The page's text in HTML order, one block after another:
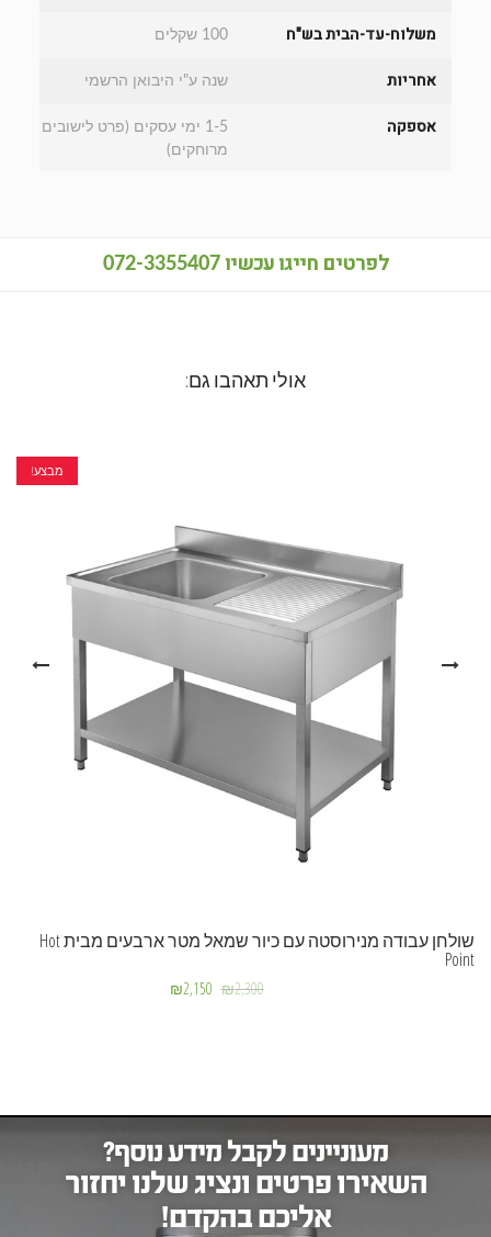
משלוח-עד-הבית בש"ח
100 שקלים
אחריות שנה ע"י היבואן הרשמי
אספקה
1-5 ימי עסקים (פרט לישובים
מרוחקים)
לפרטים חייגו עכשיו072-3355407
אולי תאהבו גם:
מבצע!
שולחן עבודה מנירוסטה עם כיור שמאל מטר ארבעים מבית Hot
Point
₪2,300
₪2,150
מעוניינים לקבל מידע נוסף?
השאירו פרטים ונציג שלנו יחזור
אליכם בהקדם!